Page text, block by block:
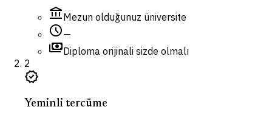
account_balanceMezun olduğunuz üniversite
schedule—
paymentsDiploma orijinali sizde olmalı
2
verified
Yeminli tercüme